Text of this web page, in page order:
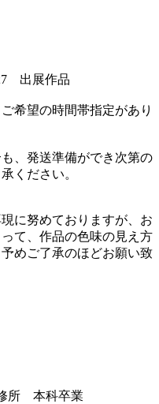
出展作品
希望の時間帯指定があり
、発送準備ができ次第の
ください。
に努めておりますが、お
て、作品の色味の見え方
めご了承のほどお願い致
所 本科卒業